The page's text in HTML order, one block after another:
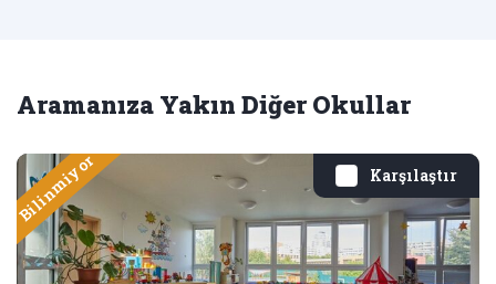
Aramanıza Yakın Diğer Okullar
Karşılaştır
Bilinmiyor